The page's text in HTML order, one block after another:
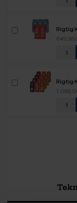
Rigtig
649,95
Rigtig